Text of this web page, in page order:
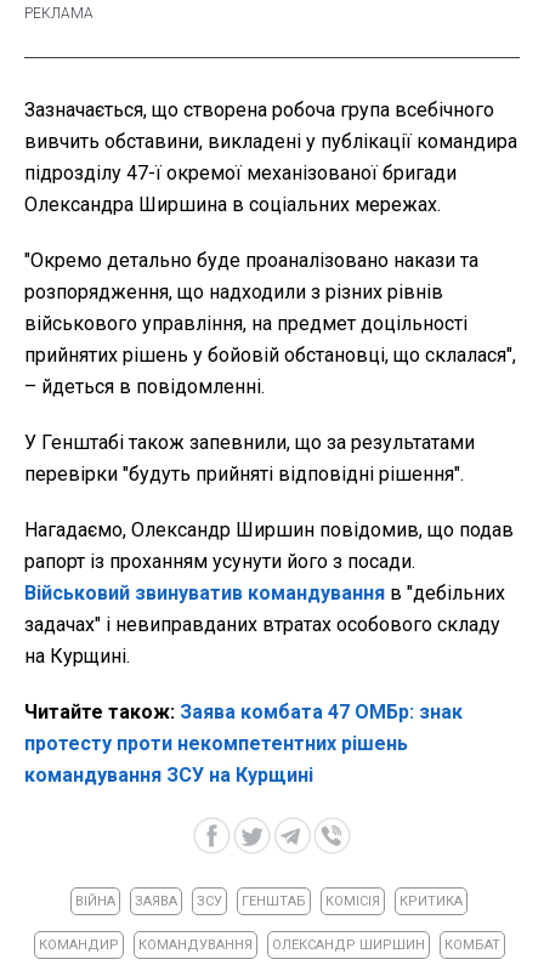
Зазначається, що створена робоча група всебічного
вивчить обставини, викладені у публікації командира
підрозділу 47-ї окремої механізованої бригади
Олександра Ширшина в соціальних мережах.
"Окремо детально буде проаналізовано накази та
розпорядження, що надходили з різних рівнів
військового управління, на предмет доцільності
прийнятих рішень у бойовій обстановці, що склалася",
– йдеться в повідомленні.
У Генштабі також запевнили, що за результатами
перевірки "будуть прийняті відповідні рішення".
Нагадаємо, Олександр Ширшин повідомив, що подав
рапорт із проханням усунути його з посади.
Військовий звинуватив командування в "дебільних
задачах" і невиправданих втратах особового складу
на Курщині.
Читайте також: Заява комбата 47 ОМБр: знак
протесту проти некомпетентних рішень
командування ЗСУ на Курщині
ВІЙНА ЗАЯВА ЗСУ ГЕНШТАБ КОМІСІЯ КРИТИКА
КОМАНДИР КОМАНДУВАННЯ ОЛЕКСАНДР ШИРШИН КОМБАТ